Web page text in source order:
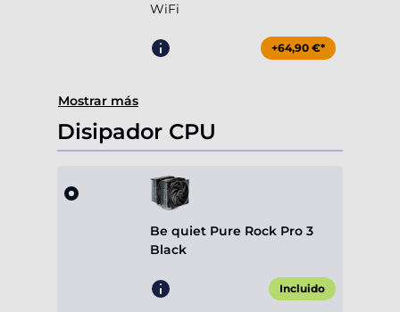
WiFi
+64,90 €*
Mostrar más
Disipador CPU
Be quiet Pure Rock Pro 3
Black
Incluido